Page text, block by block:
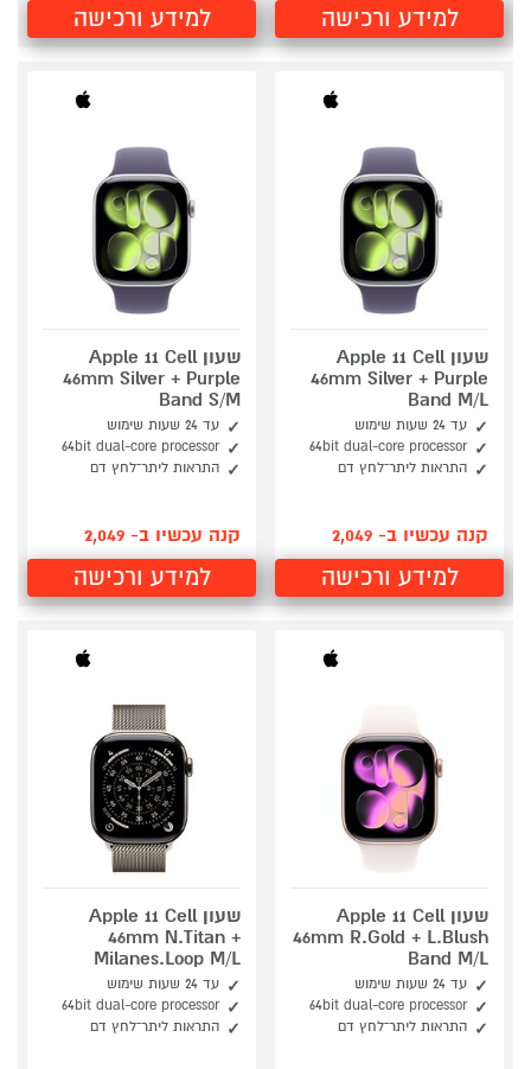
למידע ורכישה למידע ורכישה
שעון Apple 11 Cell
46mm Silver + Purple
Band M/L
עד 24 שעות שימוש
64bit dual-core processor
התראות ליתר־לחץ דם
קנה עכשיו ב- 2,049
למידע ורכישה
שעון Apple 11 Cell
46mm Silver + Purple
Band S/M
עד 24 שעות שימוש
64bit dual-core processor
התראות ליתר־לחץ דם
קנה עכשיו ב- 2,049
למידע ורכישה
שעון Apple 11 Cell
46mm R.Gold + L.Blush
Band M/L
עד 24 שעות שימוש
64bit dual-core processor
התראות ליתר־לחץ דם
שעון Apple 11 Cell
46mm N.Titan +
Milanes.Loop M/L
עד 24 שעות שימוש
64bit dual-core processor
התראות ליתר־לחץ דם